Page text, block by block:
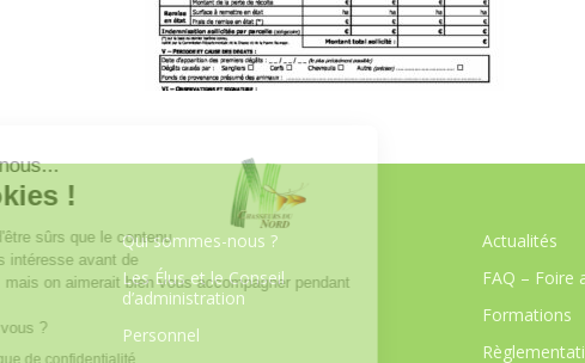
Qui sommes-nous ?
Les Élus et le Conseil
d’administration
Personnel
Actualités
FAQ – Foire
Formations